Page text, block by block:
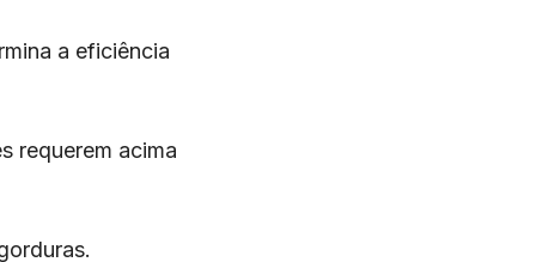
a eficiência
requerem acima